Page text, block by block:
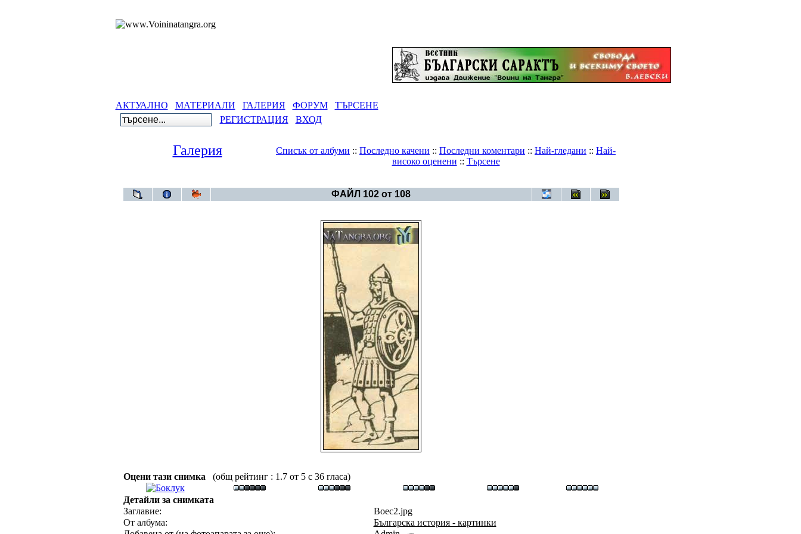
АКТУАЛНО МАТЕРИАЛИ ГАЛЕРИЯ ФОРУМ
ТЪРСЕНЕ
РЕГИСТРАЦИЯ
ВХОД
Галерия Списък от албуми :: Последно качени :: Последни коментари :: Най-гледани :: Най-
високо оценени :: Търсене
ФАЙЛ 102 от 108
Оцени тази снимка (общ рейтинг : 1.7 от 5 с 36 гласа)
Детайли за снимката
Заглавие:
Boec2.jpg
От албума:
Българска история - картинки